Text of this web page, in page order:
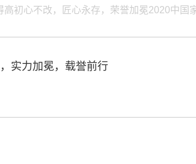
高初心不改，匠心永存，荣誉加冕2020中国
实力加冕，载誉前行